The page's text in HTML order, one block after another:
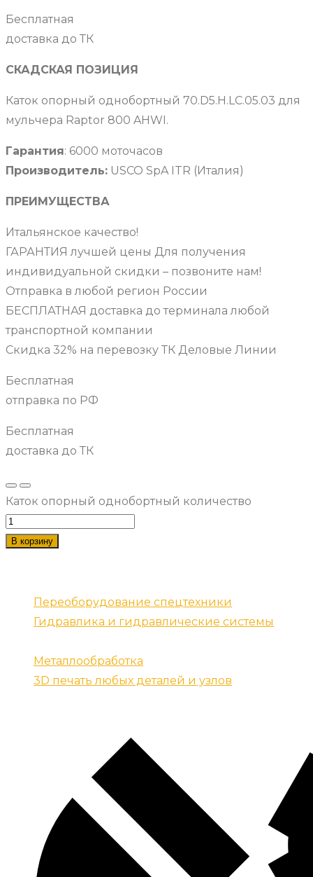
Бесплатная
доставка до ТК
СКАДСКАЯ ПОЗИЦИЯ
Каток опорный однобортный 70.D5.H.LC.05.03 для
мульчера Raptor 800 AHWI.
Гарантия: 6000 моточасов
Производитель: USCO SpA ITR (Италия)
ПРЕИМУЩЕСТВА
Итальянское качество!
ГАРАНТИЯ лучшей цены Для получения
индивидуальной скидки – позвоните нам!
Отправка в любой регион России
БЕСПЛАТНАЯ доставка до терминала любой
транспортной компании
Скидка 32% на перевозку ТК Деловые Линии
Бесплатная
отправка по РФ
Бесплатная
доставка до ТК
Каток опорный однобортный количество
В корзину
Переоборудование спецтехники
Гидравлика и гидравлические системы
Металлообработка
3D печать любых деталей и узлов